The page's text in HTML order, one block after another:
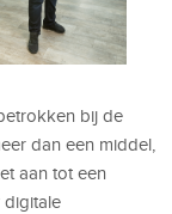
bij de
dan een middel,
aan tot een
digitale